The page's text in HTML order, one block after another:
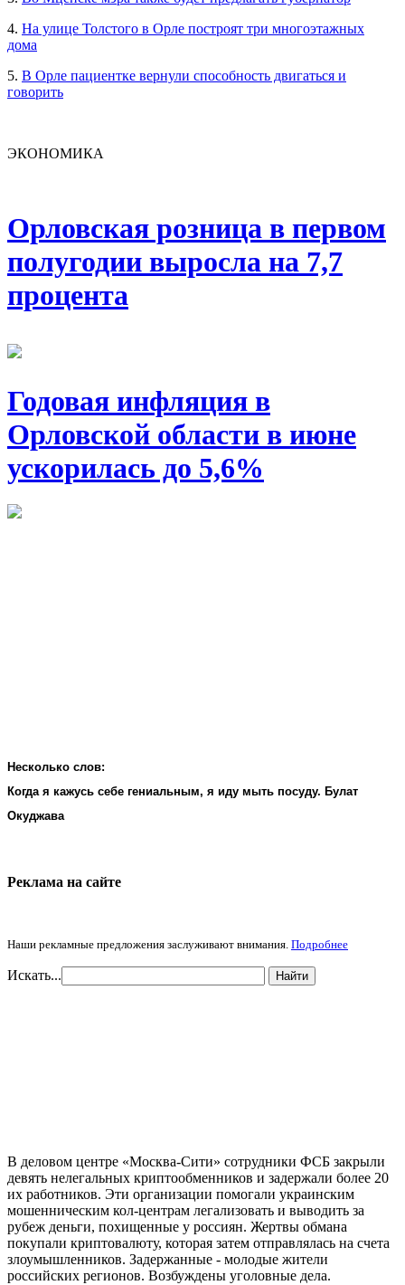
4. На улице Толстого в Орле построят три многоэтажных
дома
5. В Орле пациентке вернули способность двигаться и
говорить
ЭКОНОМИКА
Орловская розница в первом
полугодии выросла на 7,7
процента
Годовая инфляция в
Орловской области в июне
ускорилась до 5,6%
Несколько слов:
Когда я кажусь себе гениальным, я иду мыть посуду. Булат
Окуджава
Реклама на cайте
Наши рекламные предложения заслуживают внимания. Подробнее
Искать... Найти
В деловом центре «Москва-Сити» сотрудники ФСБ закрыли
девять нелегальных криптообменников и задержали более 20
их работников. Эти организации помогали украинским
мошенническим кол-центрам легализовать и выводить за
рубеж деньги, похищенные у россиян. Жертвы обмана
покупали криптовалюту, которая затем отправлялась на счета
злоумышленников. Задержанные - молодые жители
российских регионов. Возбуждены уголовные дела.